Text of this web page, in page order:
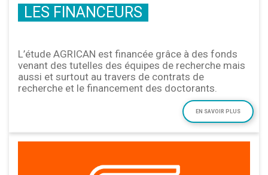
LES FINANCEURS
L’étude AGRICAN est financée grâce à des fonds
venant des tutelles des équipes de recherche mais
aussi et surtout au travers de contrats de
recherche et le financement des doctorants.
EN SAVOIR PLUS